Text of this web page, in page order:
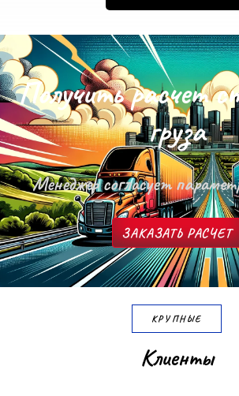
Получить расчет с
груза
Менеджер согласует
ЗАКАЗАТЬ РАСЧЕТ
КРУПНЫЕ
Клиенты